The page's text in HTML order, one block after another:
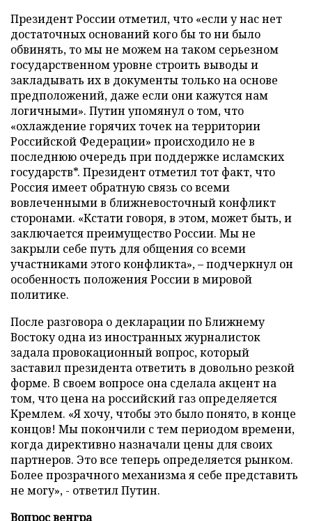
Президент России отметил, что «если у нас нет
достаточных оснований кого бы то ни было
обвинять, то мы не можем на таком серьезном
государственном уровне строить выводы и
закладывать их в документы только на основе
предположений, даже если они кажутся нам
логичными». Путин упомянул о том, что
«охлаждение горячих точек на территории
Российской Федерации» происходило не в
последнюю очередь при поддержке исламских
государств*. Президент отметил тот факт, что
Россия имеет обратную связь со всеми
вовлеченными в ближневосточный конфликт
сторонами. «Кстати говоря, в этом, может быть, и
заключается преимущество России. Мы не
закрыли себе путь для общения со всеми
участниками этого конфликта», – подчеркнул он
особенность положения России в мировой
политике.
После разговора о декларации по Ближнему
Востоку одна из иностранных журналисток
задала провокационный вопрос, который
заставил президента ответить в довольно резкой
форме. В своем вопросе она сделала акцент на
том, что цена на российский газ определяется
Кремлем. «Я хочу, чтобы это было понято, в конце
концов! Мы покончили с тем периодом времени,
когда директивно назначали цены для своих
партнеров. Это все теперь определяется рынком.
Более прозрачного механизма я себе представить
не могу», - ответил Путин.
Вопрос венгра